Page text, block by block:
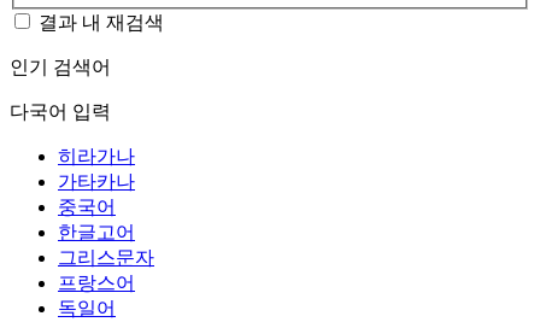
결과 내 재검색
인기 검색어
다국어 입력
히라가나
가타카나
중국어
한글고어
그리스문자
프랑스어
독일어